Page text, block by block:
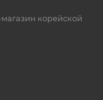
корейской